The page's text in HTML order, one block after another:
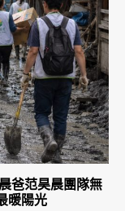
爸范昊晨團隊無
暖陽光